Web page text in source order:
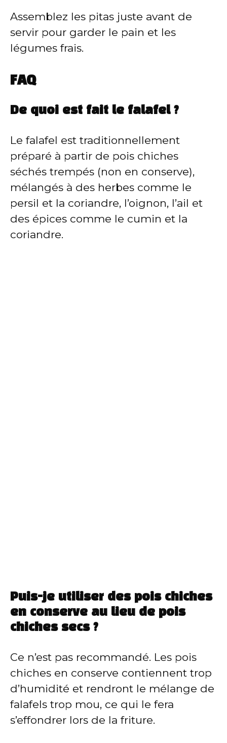
Assemblez les pitas juste avant de
servir pour garder le pain et les
légumes frais.
FAQ
De quoi est fait le falafel ?
Le falafel est traditionnellement
préparé à partir de pois chiches
séchés trempés (non en conserve),
mélangés à des herbes comme le
persil et la coriandre, l’oignon, l’ail et
des épices comme le cumin et la
coriandre.
Puis-je utiliser des pois chiches
en conserve au lieu de pois
chiches secs ?
Ce n’est pas recommandé. Les pois
chiches en conserve contiennent trop
d’humidité et rendront le mélange de
falafels trop mou, ce qui le fera
s’effondrer lors de la friture.